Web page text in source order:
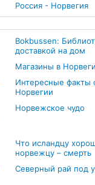
Россия - Норвегия
Bokbussen:
доставкой на дом
Магазины в
Интересные факты
Норвегии
Норвежское чудо
Что исландцу
норвежцу – смерть
Северный рай под